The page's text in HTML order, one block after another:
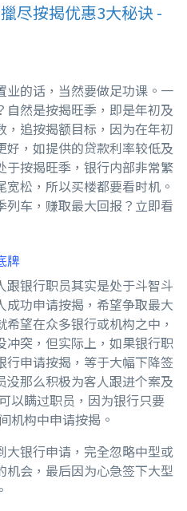
尽按揭优惠3大秘诀 -
业的话，当然要做足功课。一
然是按揭旺季，即是年初及
追按揭额目标，因为在年初
好，如提供的贷款利率较低及
于按揭旺季，银行内部非常繁
松，所以买楼都要看时机。
列车，赚取最大回报？立即看
牌
银行职员其实是处于斗智斗
成功申请按揭，希望争取最大
望在众多银行或机构之中，
冲突，但实际上，如果银行职
行申请按揭，等于大幅下降签
那么积极为客人跟进个案及
以瞒过职员，因为银行只要
机构中申请按揭。
大银行申请，完全忽略中型或
机会，最后因为心急签下大型